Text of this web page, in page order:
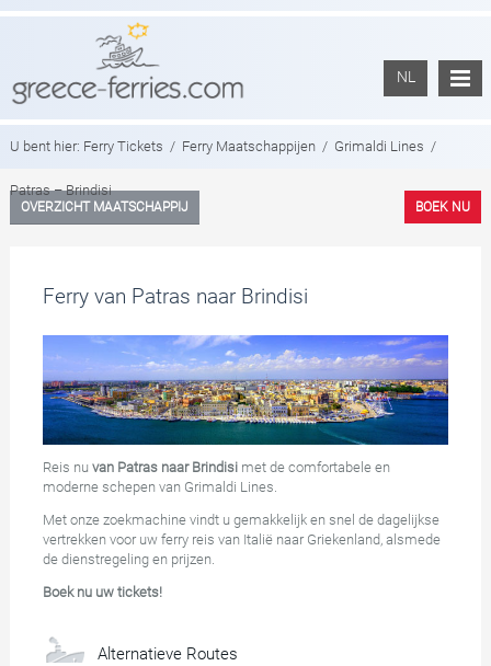
NL
U bent hier: Ferry Tickets / Ferry Maatschappijen / Grimaldi Lines /
Patras – Brindisi
OVERZICHT MAATSCHAPPIJ BOEK NU
Ferry van Patras naar Brindisi
Reis nu van Patras naar Brindisimet de comfortabele en
moderne schepen van Grimaldi Lines.
Met onze zoekmachine vindt u gemakkelijk en snel de dagelijkse
vertrekken voor uw ferry reis van Italië naar Griekenland, alsmede
de dienstregeling en prijzen.
Boek nu uw tickets!
Alternatieve Routes